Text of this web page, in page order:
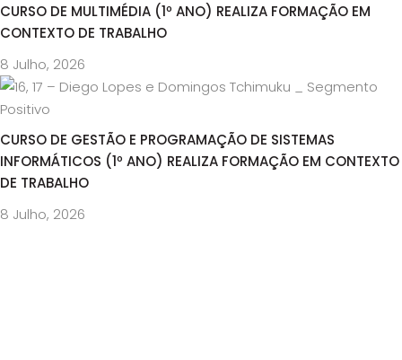
CURSO DE MULTIMÉDIA (1º ANO) REALIZA FORMAÇÃO EM
CONTEXTO DE TRABALHO
8 Julho, 2026
CURSO DE GESTÃO E PROGRAMAÇÃO DE SISTEMAS
INFORMÁTICOS (1º ANO) REALIZA FORMAÇÃO EM CONTEXTO
DE TRABALHO
8 Julho, 2026